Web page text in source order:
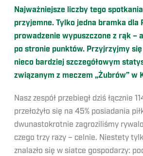
Najważniejsze liczby tego
przyjemne. Tylko jedna bramka dla
prowadzenie wypuszczone z rąk –
po stronie punktów. Przyjrzyjmy
nieco bardziej szczegółowym
związanym z meczem „Żubrów” w
Nasz zespół przebiegł dziś łącznie
przełożyło się na 45% posiadania
dwunastokrotnie zagroziliśmy
czego trzy razy – celnie. Niestety
znalazło się w siatce gospodarzy: